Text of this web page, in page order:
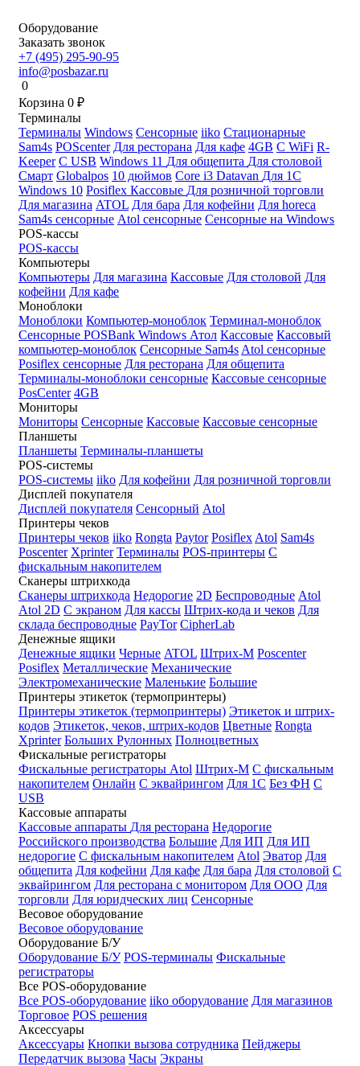
Оборудование
Заказать звонок
+7 (495) 295-90-95
info@posbazar.ru
0
Корзина 0 ₽
Терминалы
Терминалы Windows Сенсорные iiko Стационарные
Sam4s POScenter Для ресторана Для кафе 4GB С WiFi R-
Keeper С USB Windows 11 Для общепита Для столовой
Смарт Globalpos 10 дюймов Core i3 Datavan Для 1С
Windows 10 Posiflex Кассовые Для розничной торговли
Для магазина ATOL Для бара Для кофейни Для horeca
Sam4s сенсорные Atol сенсорные Сенсорные на Windows
POS-кассы
POS-кассы
Компьютеры
Компьютеры Для магазина Кассовые Для столовой Для
кофейни Для кафе
Моноблоки
Моноблоки Компьютер-моноблок Терминал-моноблок
Сенсорные POSBank Windows Атол Кассовые Кассовый
компьютер-моноблок Сенсорные Sam4s Atol сенсорные
Posiflex сенсорные Для ресторана Для общепита
Терминалы-моноблоки сенсорные Кассовые сенсорные
PosCenter 4GB
Мониторы
Мониторы Сенсорные Кассовые Кассовые сенсорные
Планшеты
Планшеты Терминалы-планшеты
POS-системы
POS-системы iiko Для кофейни Для розничной торговли
Дисплей покупателя
Дисплей покупателя Сенсорный Atol
Принтеры чеков
Принтеры чеков iiko Rongta Paytor Posiflex Atol Sam4s
Poscenter Xprinter Терминалы POS-принтеры С
фискальным накопителем
Сканеры штрихкода
Сканеры штрихкода Недорогие 2D Беспроводные Atol
Atol 2D С экраном Для кассы Штрих-кода и чеков Для
склада беспроводные PayTor CipherLab
Денежные ящики
Денежные ящики Черные ATOL Штрих-М Poscenter
Posiflex Металлические Механические
Электромеханические Маленькие Большие
Принтеры этикеток (термопринтеры)
Принтеры этикеток (термопринтеры) Этикеток и штрих-
кодов Этикеток, чеков, штрих-кодов Цветные Rongta
Xprinter Больших Рулонных Полноцветных
Фискальные регистраторы
Фискальные регистраторы Atol Штрих-М С фискальным
накопителем Онлайн С эквайрингом Для 1С Без ФН С
USB
Кассовые аппараты
Кассовые аппараты Для ресторана Недорогие
Российского производства Большие Для ИП Для ИП
недорогие С фискальным накопителем Atol Эватор Для
общепита Для кофейни Для кафе Для бара Для столовой С
эквайрингом Для ресторана с монитором Для ООО Для
торговли Для юридческих лиц Сенсорные
Весовое оборудование
Весовое оборудование
Оборудование Б/У
Оборудование Б/У POS-терминалы Фискальные
регистраторы
Все POS-оборудование
Все POS-оборудование iiko оборудование Для магазинов
Торговое POS решения
Аксессуары
Аксессуары Кнопки вызова сотрудника Пейджеры
Передатчик вызова Часы Экраны